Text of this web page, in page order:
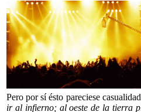
Pero por sí ésto pareciese
ir al infierno; al oeste de la tierra